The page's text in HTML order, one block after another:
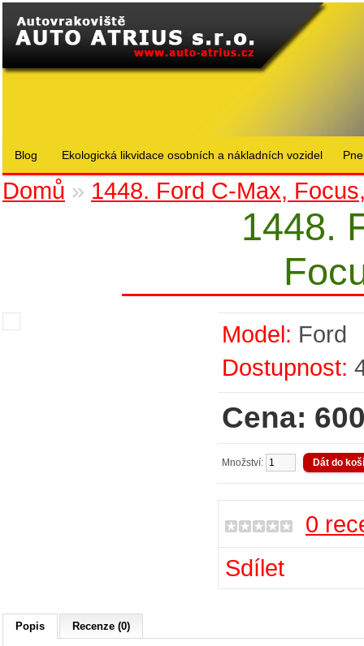
Blog Ekologická likvidace osobních a nákladních vozidel
Domů » 1448. Ford C-Max,
1448.
Model: Ford
Dostupnost:
Cena:
Množství:
0
Sdílet
Popis Recenze (0)